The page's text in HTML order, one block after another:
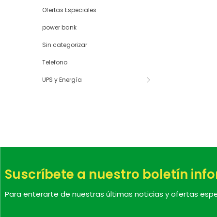
Ofertas Especiales
power bank
Sin categorizar
Telefono
UPS y Energía
Suscríbete a nuestro boletín
Para enterarte de nuestras últimas noticias y ofertas